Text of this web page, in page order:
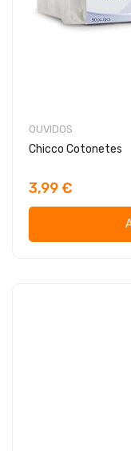
OUVIDOS
Chicco Cotonetes
3,99 €